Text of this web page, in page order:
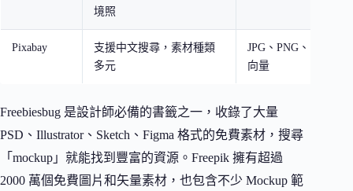
境照
Pixabay
支援中文搜尋，素材種類
多元
JPG、PNG、
向量
Freebiesbug 是設計師必備的書籤之一，收錄了大量
PSD、Illustrator、Sketch、Figma 格式的免費素材，搜尋
「mockup」就能找到豐富的資源。Freepik 擁有超過
2000 萬個免費圖片和矢量素材，也包含不少 Mockup 範